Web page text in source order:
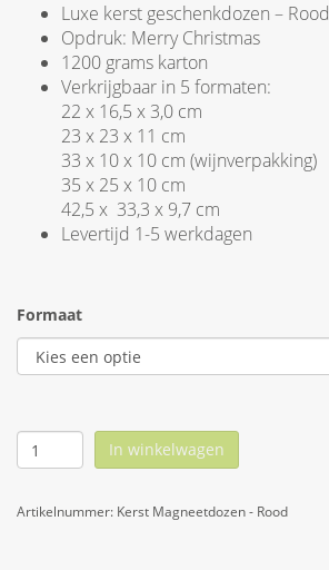
Luxe kerst geschenkdozen – Rood
Opdruk: Merry Christmas
1200 grams karton
Verkrijgbaar in 5 formaten:
22 x 16,5 x 3,0 cm
23 x 23 x 11 cm
33 x 10 x 10 cm (wijnverpakking)
35 x 25 x 10 cm
42,5 x 33,3 x 9,7 cm
Levertijd 1-5 werkdagen
Formaat
In winkelwagen
Artikelnummer: Kerst Magneetdozen - Rood